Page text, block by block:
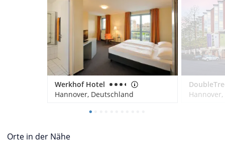
Werkhof Hotel
Hannover, Deutschland
Orte in der Nähe